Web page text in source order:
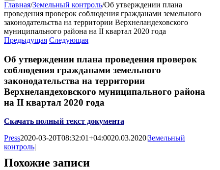
Главная/Земельный контроль/Об утверждении плана
проведения проверок соблюдения гражданами земельного
законодательства на территории Верхнеландеховского
муниципального района на II квартал 2020 года
Предыдущая Следующая
Об утверждении плана проведения проверок
соблюдения гражданами земельного
законодательства на территории
Верхнеландеховского муниципального района
на II квартал 2020 года
Скачать полный текст документа
Press2020-03-20T08:32:01+04:0020.03.2020|Земельный
контроль|
Похожие записи